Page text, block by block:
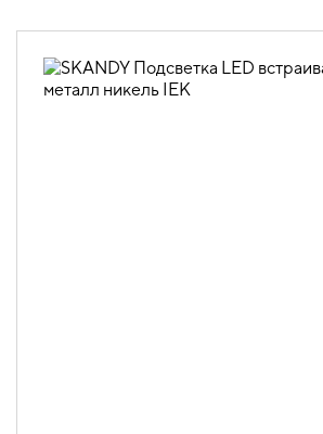
06.01.02.06 ЭУИ SKANDY никель